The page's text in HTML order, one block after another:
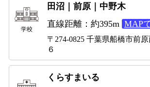
学校
田沼｜前原｜中野木
直線距離：約395m MAP
〒274-0825 千葉県船橋市前
６
くらすまいる